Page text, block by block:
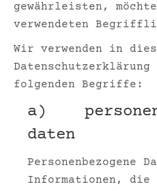
gewährleisten,
verwendeten
Wir verwenden in
folgenden Begriffe:
a)
daten
Personenbezogene
Informationen,